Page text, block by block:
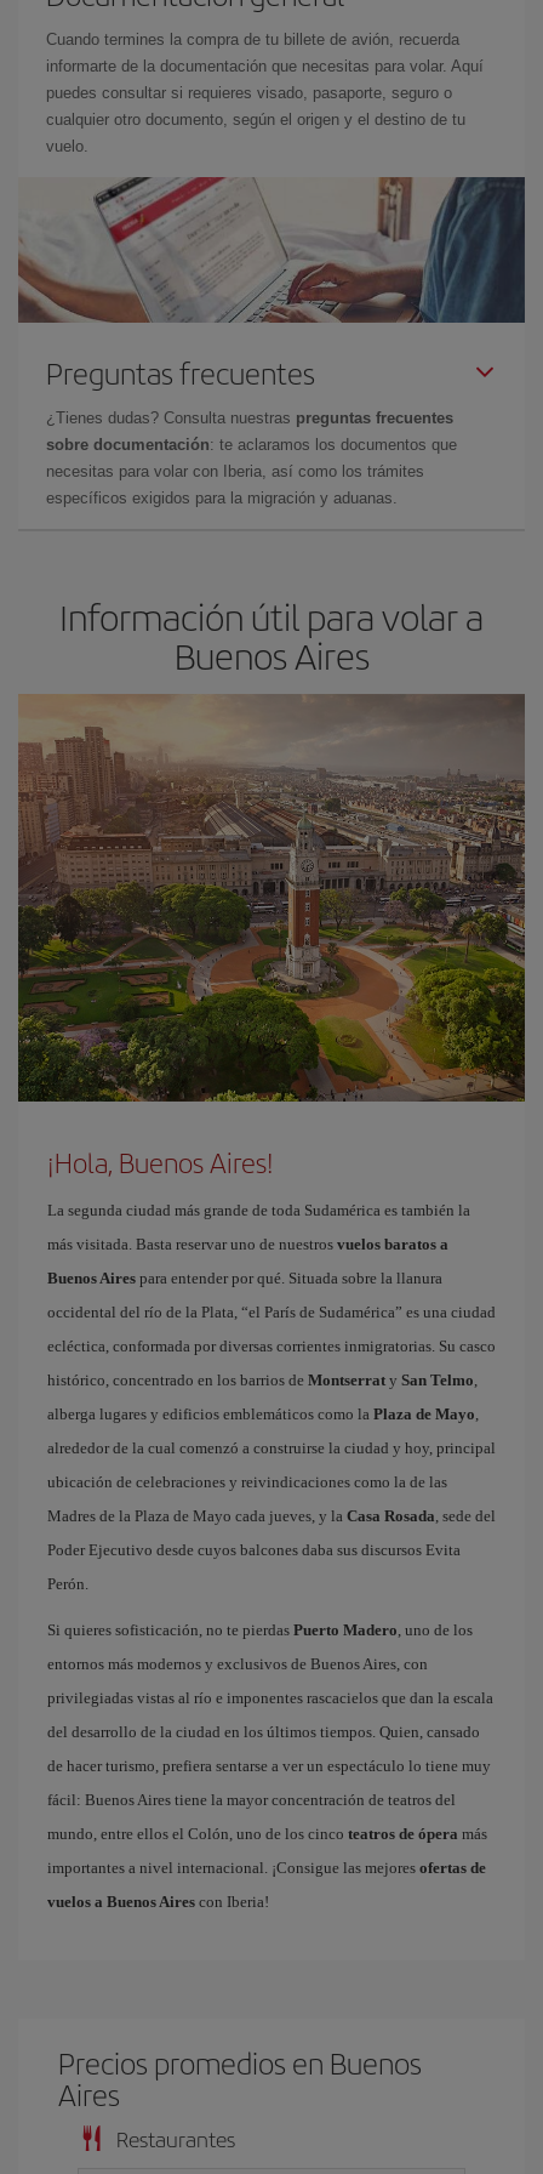
Cuando termines la compra de tu billete de avión, recuerda
informarte de la documentación que necesitas para volar. Aquí
puedes consultar si requieres visado, pasaporte, seguro o
cualquier otro documento, según el origen y el destino de tu
vuelo.
Preguntas frecuentes
¿Tienes dudas? Consulta nuestras preguntas frecuentes
sobre documentación: te aclaramos los documentos que
necesitas para volar con Iberia, así como los trámites
específicos exigidos para la migración y aduanas.
Información útil para volar a
Buenos Aires
¡Hola, Buenos Aires!
La segunda ciudad más grande de toda Sudamérica es también la
más visitada. Basta reservar uno de nuestros vuelos baratos a
Buenos Aires para entender por qué. Situada sobre la llanura
occidental del río de la Plata, “el París de Sudamérica” es una ciudad
ecléctica, conformada por diversas corrientes inmigratorias. Su casco
histórico, concentrado en los barrios de Montserrat y San Telmo,
alberga lugares y edificios emblemáticos como la Plaza de Mayo,
alrededor de la cual comenzó a construirse la ciudad y hoy, principal
ubicación de celebraciones y reivindicaciones como la de las
Madres de la Plaza de Mayo cada jueves, y la Casa Rosada, sede del
Poder Ejecutivo desde cuyos balcones daba sus discursos Evita
Perón.
Si quieres sofisticación, no te pierdas Puerto Madero, uno de los
entornos más modernos y exclusivos de Buenos Aires, con
privilegiadas vistas al río e imponentes rascacielos que dan la escala
del desarrollo de la ciudad en los últimos tiempos. Quien, cansado
de hacer turismo, prefiera sentarse a ver un espectáculo lo tiene muy
fácil: Buenos Aires tiene la mayor concentración de teatros del
mundo, entre ellos el Colón, uno de los cinco teatros de ópera más
importantes a nivel internacional. ¡Consigue las mejores ofertas de
vuelos a Buenos Aires con Iberia!
Precios promedios en Buenos
Aires
Restaurantes